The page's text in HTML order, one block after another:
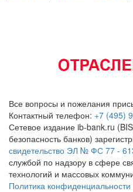
Все вопросы и пожелания
Контактный телефон: +7 (495)
Сетевое издание ib-bank.ru
безопасность банков)
свидетельство ЭЛ № ФС 77 -
службой по надзору в сфере
технологий и массовых
Политика конфиденциальности